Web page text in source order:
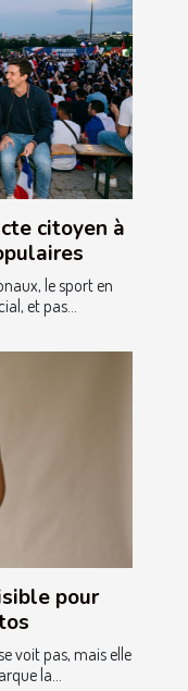
citoyen à
le sport en
et pas...
pour
voit pas, mais elle
la...